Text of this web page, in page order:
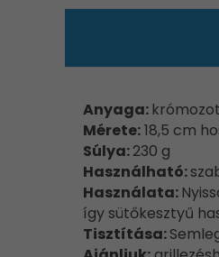
Anyaga:
Mérete:18,5 cm
Súlya:230 g
Használható:
Használata:
így sütőkesztyű
Tisztítása: